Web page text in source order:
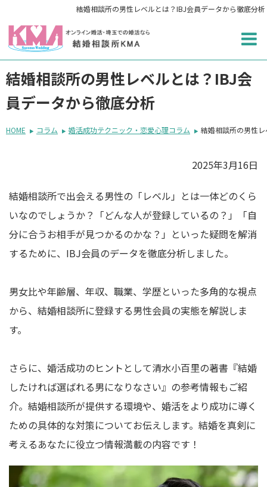
結婚相談所の男性レベルとは？IBJ会員データから徹底分析
結婚相談所の男性レベルとは？IBJ会
員データから徹底分析
HOME コラム 婚活成功テクニック・恋愛心理コラム 結婚相談所の男性
2025年3月16日
結婚相談所で出会える男性の「レベル」とは一体どのくら
いなのでしょうか？「どんな人が登録しているの？」「自
分に合うお相手が見つかるのかな？」といった疑問を解消
するために、IBJ会員のデータを徹底分析しました。
男女比や年齢層、年収、職業、学歴といった多角的な視点
から、結婚相談所に登録する男性会員の実態を解説しま
す。
さらに、婚活成功のヒントとして清水小百里の著書『結婚
したければ選ばれる男になりなさい』の参考情報もご紹
介。結婚相談所が提供する環境や、婚活をより成功に導く
ための具体的な対策についてお伝えします。結婚を真剣に
考えるあなたに役立つ情報満載の内容です！